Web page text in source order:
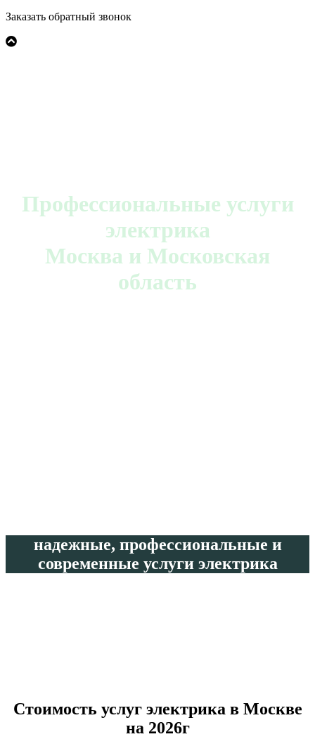
Заказать обратный звонок
Профессиональные услуги
электрика
Москва и Московская
область
надежные, профессиональные и
современные услуги электрика
Cтоимость услуг электрика в Москве
на 2026г